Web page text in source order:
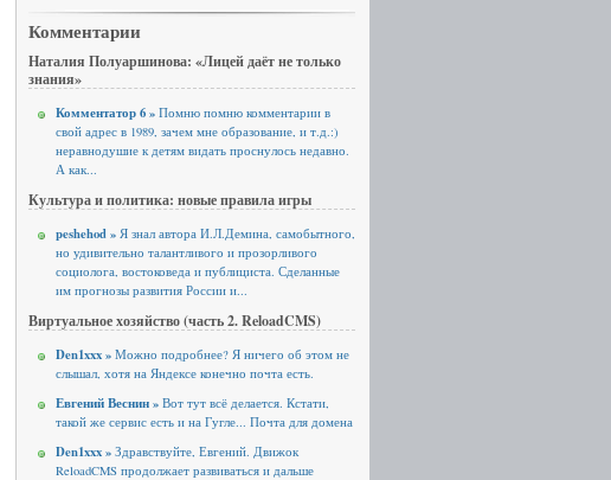
Комментарии
Наталия Полуаршинова: «Лицей даёт не только
знания»
Комментатор 6 » Помню помню комментарии в
свой адрес в 1989, зачем мне образование, и т.д.:)
неравнодушие к детям видать проснулось недавно.
А как...
Культура и политика: новые правила игры
peshehod » Я знал автора И.Л.Демина, самобытного,
но удивительно талантливого и прозорливого
социолога, востоковеда и публициста. Сделанные
им прогнозы развития России и...
Виртуальное хозяйство (часть 2. ReloadCMS)
Den1xxx » Можно подробнее? Я ничего об этом не
слышал, хотя на Яндексе конечно почта есть.
Евгений Веснин » Вот тут всё делается. Кстати,
такой же сервис есть и на Гугле... Почта для домена
Den1xxx » Здравствуйте, Евгений. Движок
ReloadCMS продолжает развиваться и дальше